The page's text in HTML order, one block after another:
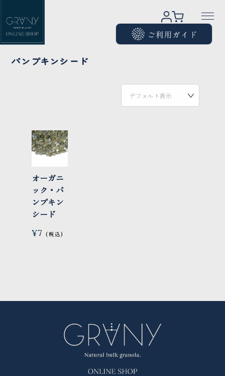
パンプキンシード
オーガニ
ック・パ
ンプキン
シード
¥7